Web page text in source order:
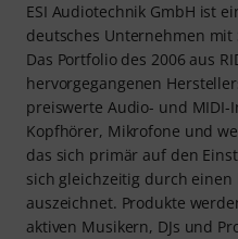
ESI Audiotechnik GmbH ist
deutsches Unternehmen
Das Portfolio des 2006 aus
hervorgegangenen
preiswerte Audio- und
Kopfhörer, Mikrofone und
das sich primär auf den
sich gleichzeitig durch
auszeichnet. Produkte
aktiven Musikern, DJs und